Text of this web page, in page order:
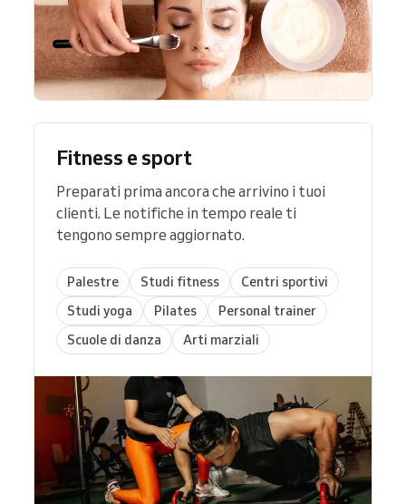
Fitness e sport
Preparati prima ancora che arrivino i tuoi
clienti. Le notifiche in tempo reale ti
tengono sempre aggiornato.
Palestre Studi fitness
Centri sportivi
Studi yoga
Pilates
Personal trainer
Scuole di danza
Arti marziali